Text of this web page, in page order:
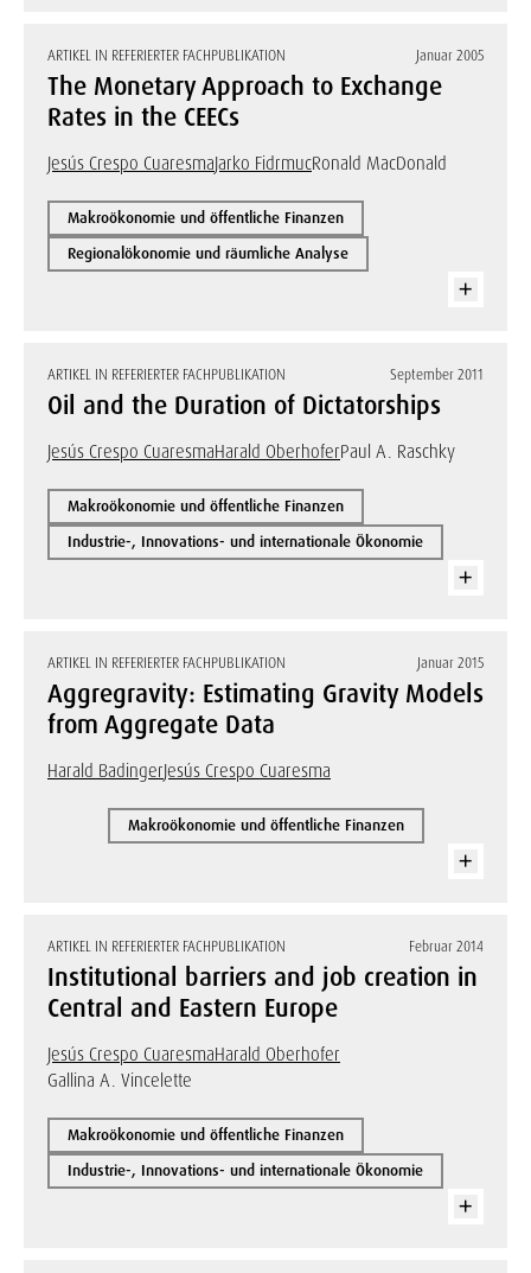
ARTIKEL IN REFERIERTER FACHPUBLIKATION Januar 2005
The Monetary Approach to Exchange
Rates in the CEECs
Jesús Crespo CuaresmaJarko FidrmucRonald MacDonald
Makroökonomie und öffentliche Finanzen
Regionalökonomie und räumliche Analyse
ARTIKEL IN REFERIERTER FACHPUBLIKATION September 2011
Oil and the Duration of Dictatorships
Jesús Crespo CuaresmaHarald OberhoferPaul A. Raschky
Makroökonomie und öffentliche Finanzen
Industrie-, Innovations- und internationale Ökonomie
ARTIKEL IN REFERIERTER FACHPUBLIKATION Januar 2015
Aggregravity: Estimating Gravity Models
from Aggregate Data
Harald BadingerJesús Crespo Cuaresma
Makroökonomie und öffentliche Finanzen
ARTIKEL IN REFERIERTER FACHPUBLIKATION Februar 2014
Institutional barriers and job creation in
Central and Eastern Europe
Jesús Crespo CuaresmaHarald Oberhofer
Gallina A. Vincelette
Makroökonomie und öffentliche Finanzen
Industrie-, Innovations- und internationale Ökonomie